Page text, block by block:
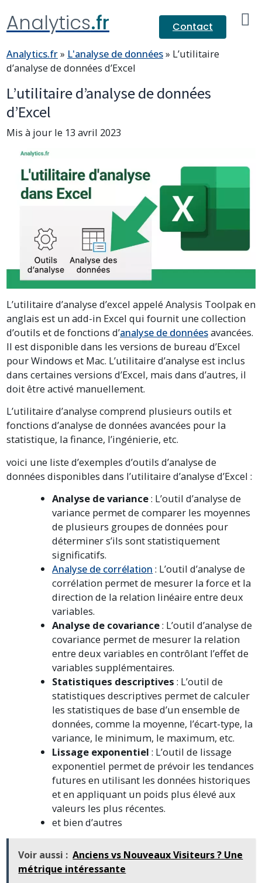
Analytics.fr
Contact
Analytics.fr» L'analyse de données» L’utilitaire
d’analyse de données d’Excel
L’utilitaire d’analyse de données
d’Excel
Mis à jour le 13 avril 2023
L’utilitaire d’analyse d’excel appelé Analysis Toolpak en
anglais est un add-in Excel qui fournit une collection
d’outils et de fonctions d’analyse de donnéesavancées.
Il est disponible dans les versions de bureau d’Excel
pour Windows et Mac. L’utilitaire d’analyse est inclus
dans certaines versions d’Excel, mais dans d’autres, il
doit être activé manuellement.
L’utilitaire d’analyse comprend plusieurs outils et
fonctions d’analyse de données avancées pour la
statistique, la finance, l’ingénierie, etc.
voici une liste d’exemples d’outils d’analyse de
données disponibles dans l’utilitaire d’analyse d’Excel :
Analyse de variance: L’outil d’analyse de
variance permet de comparer les moyennes
de plusieurs groupes de données pour
déterminer s’ils sont statistiquement
significatifs.
Analyse de corrélation : L’outil d’analyse de
corrélation permet de mesurer la force et la
direction de la relation linéaire entre deux
variables.
Analyse de covariance: L’outil d’analyse de
covariance permet de mesurer la relation
entre deux variables en contrôlant l’effet de
variables supplémentaires.
Statistiques descriptives : L’outil de
statistiques descriptives permet de calculer
les statistiques de base d’un ensemble de
données, comme la moyenne, l’écart-type, la
variance, le minimum, le maximum, etc.
Lissage exponentiel : L’outil de lissage
exponentiel permet de prévoir les tendances
futures en utilisant les données historiques
et en appliquant un poids plus élevé aux
valeurs les plus récentes.
et bien d’autres
Voir aussi : Anciens vs Nouveaux Visiteurs ? Une
métrique intéressante